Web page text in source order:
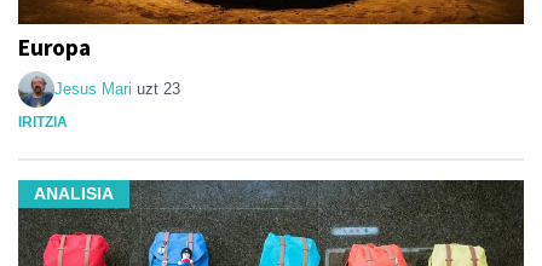
Europa
Jesus Mari uzt 23
IRITZIA
ANALISIA